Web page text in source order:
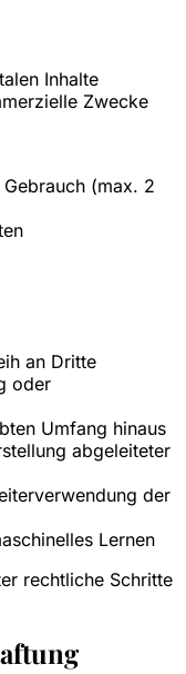
Inhalte
Zwecke
(max. 2
an Dritte
oder
Umfang hinaus
abgeleiteter
der
Lernen
rechtliche Schritte